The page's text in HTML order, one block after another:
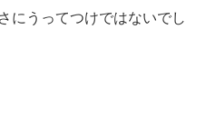
にうってつけではないでし